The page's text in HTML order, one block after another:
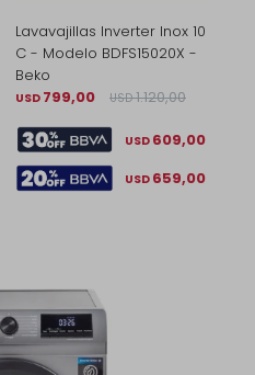
Lavavajillas Inverter Inox 10
C - Modelo BDFS15020X -
Beko
USD 799,00 USD 1.120,00
USD 609,00
USD 659,00